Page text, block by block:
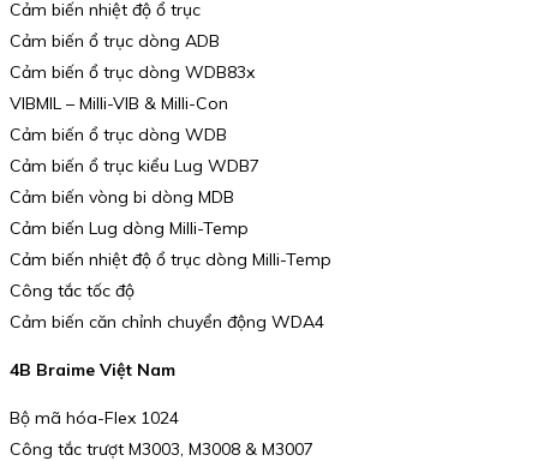
Cảm biến nhiệt độ ổ trục
Cảm biến ổ trục dòng ADB
Cảm biến ổ trục dòng WDB83x
VIBMIL – Milli-VIB & Milli-Con
Cảm biến ổ trục dòng WDB
Cảm biến ổ trục kiểu Lug WDB7
Cảm biến vòng bi dòng MDB
Cảm biến Lug dòng Milli-Temp
Cảm biến nhiệt độ ổ trục dòng Milli-Temp
Công tắc tốc độ
Cảm biến căn chỉnh chuyển động WDA4
4B Braime Việt Nam
Bộ mã hóa-Flex 1024
Công tắc trượt M3003, M3008 & M3007